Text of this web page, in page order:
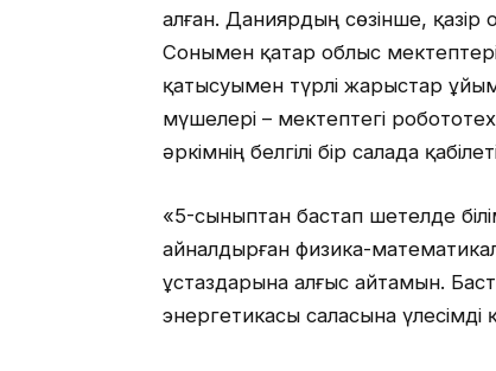
алған. Даниярдың сөзінше,
Сонымен қатар облыс
қатысуымен түрлі жарыстар
мүшелері – мектептегі
әркімнің белгілі бір салада
«5-сыныптан бастап шетелде
айналдырған физика-
ұстаздарына алғыс айтамын.
энергетикасы саласына